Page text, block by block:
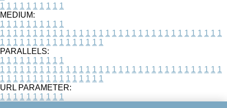
1 1 1 1 1 1 1 1 1 1
MEDIUM:
1 1 1 1 1 1 1 1 1 1
1 1 1 1 1 1 1 1 1 1 1 1 1 1 1 1 1 1 1 1 1 1 1 1 1 1 1 1 1 1 1 1 1 1
1 1 1 1 1 1 1 1 1 1 1 1 1 1 1 1
PARALLELS:
1 1 1 1 1 1 1 1 1 1
1 1 1 1 1 1 1 1 1 1 1 1 1 1 1 1 1 1 1 1 1 1 1 1 1 1 1 1 1 1 1 1 1 1
1 1 1 1 1 1 1 1 1 1 1 1 1 1 1 1
URL PARAMETER:
1 1 1 1 1 1 1 1 1 1